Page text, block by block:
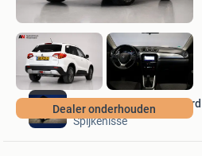
Dealer onderhouden
Autocentrum Nissewaard
Spijkenisse